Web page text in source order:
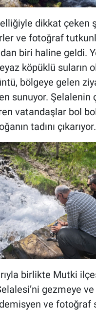
dikkat çeken
ve fotoğraf
biri haline geldi.
köpüklü suların
bölgeye gelen
sunuyor. Şelalenin
vatandaşlar bol
tadını çıkarıyor.
birlikte Mutki
gezmeye
ve fotoğraf